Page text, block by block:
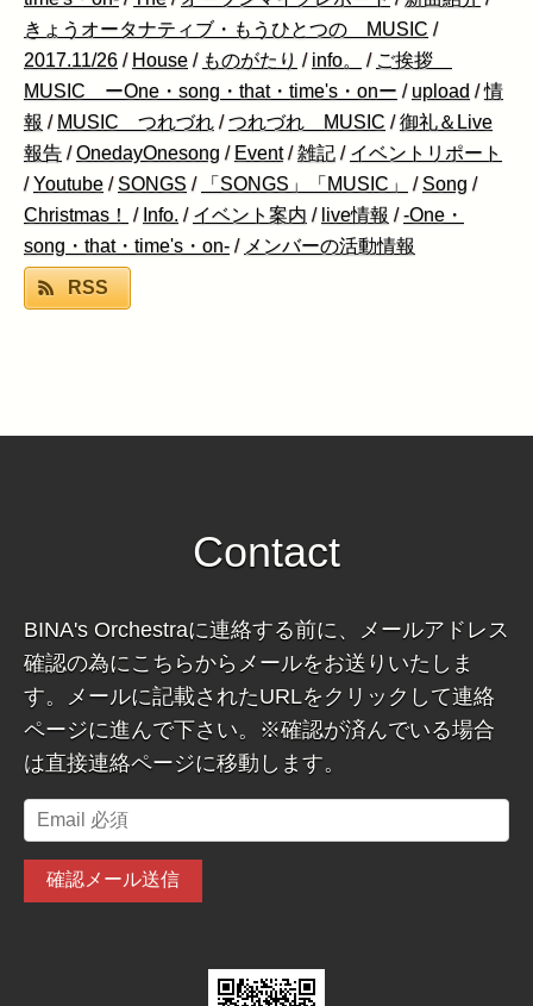
きょうオータナティブ・もうひとつの MUSIC /
2017.11/26 / House / ものがたり / info。 / ご挨拶
MUSIC ーOne・song・that・time's・onー / upload /情
報 / MUSIC つれづれ /つれづれ MUSIC /御礼＆Live
報告 /OnedayOnesong / Event /雑記 / イベントリポート
/Youtube /SONGS / 「SONGS」「MUSIC」 /Song /
Christmas！
/ Info. / イベント案内 / live情報 /-One・
song・that・time's・on- / メンバーの活動情報
RSS
Contact
BINA's Orchestraに連絡する前に、メールアドレス
確認の為にこちらからメールをお送りいたしま
す。メールに記載されたURLをクリックして連絡
ページに進んで下さい。※確認が済んでいる場合
は直接連絡ページに移動します。